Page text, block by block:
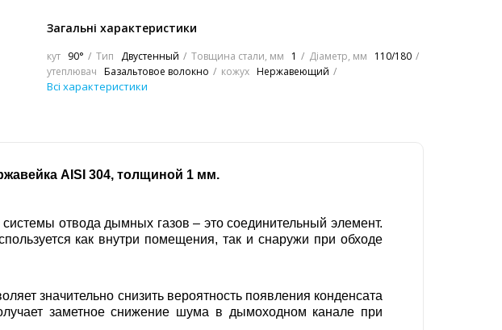
Загальні характеристики
кут 90° Тип Двустенный Товщина стали, мм 1 Діаметр, мм
110/180
утеплювач Базальтовое волокно кожух Нержавеющий
Всі характеристики
AISI 304, толщиной 1 мм.
отвода дымных газов – это соединительный элемент.
как внутри помещения, так и снаружи при обходе
значительно снизить вероятность появления конденсата
заметное снижение шума в дымоходном канале при